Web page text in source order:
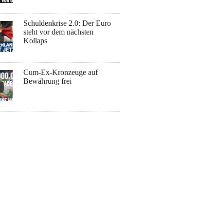
Schuldenkrise 2.0: Der Euro
steht vor dem nächsten
Kollaps
Cum-Ex-Kronzeuge auf
Bewährung frei